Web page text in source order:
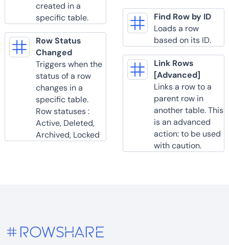
created in a
specific table.
Row Status
Changed
Triggers when the
status of a row
changes in a
specific table.
Row statuses :
Active, Deleted,
Archived, Locked
Find Row by ID
Loads a row
based on its ID.
Link Rows
[Advanced]
Links a row to a
parent row in
another table. This
is an advanced
action: to be used
with caution.